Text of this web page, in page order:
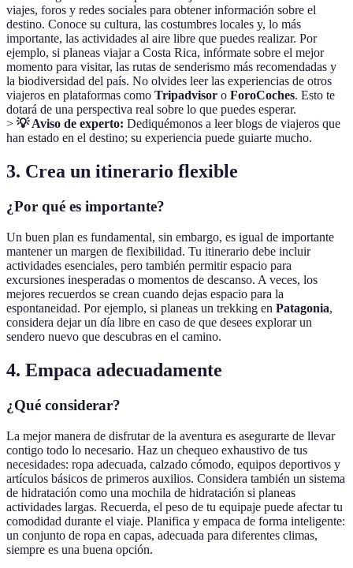
viajes, foros y redes sociales para obtener información sobre el
destino. Conoce su cultura, las costumbres locales y, lo más
importante, las actividades al aire libre que puedes realizar. Por
ejemplo, si planeas viajar a Costa Rica, infórmate sobre el mejor
momento para visitar, las rutas de senderismo más recomendadas y
la biodiversidad del país. No olvides leer las experiencias de otros
viajeros en plataformas como Tripadvisor o ForoCoches. Esto te
dotará de una perspectiva real sobre lo que puedes esperar.
> 💡 Aviso de experto: Dediquémonos a leer blogs de viajeros que
han estado en el destino; su experiencia puede guiarte mucho.
3. Crea un itinerario flexible
¿Por qué es importante?
Un buen plan es fundamental, sin embargo, es igual de importante
mantener un margen de flexibilidad. Tu itinerario debe incluir
actividades esenciales, pero también permitir espacio para
excursiones inesperadas o momentos de descanso. A veces, los
mejores recuerdos se crean cuando dejas espacio para la
espontaneidad. Por ejemplo, si planeas un trekking en Patagonia,
considera dejar un día libre en caso de que desees explorar un
sendero nuevo que descubras en el camino.
4. Empaca adecuadamente
¿Qué considerar?
La mejor manera de disfrutar de la aventura es asegurarte de llevar
contigo todo lo necesario. Haz un chequeo exhaustivo de tus
necesidades: ropa adecuada, calzado cómodo, equipos deportivos y
artículos básicos de primeros auxilios. Considera también un sistema
de hidratación como una mochila de hidratación si planeas
actividades largas. Recuerda, el peso de tu equipaje puede afectar tu
comodidad durante el viaje. Planifica y empaca de forma inteligente:
un conjunto de ropa en capas, adecuada para diferentes climas,
siempre es una buena opción.